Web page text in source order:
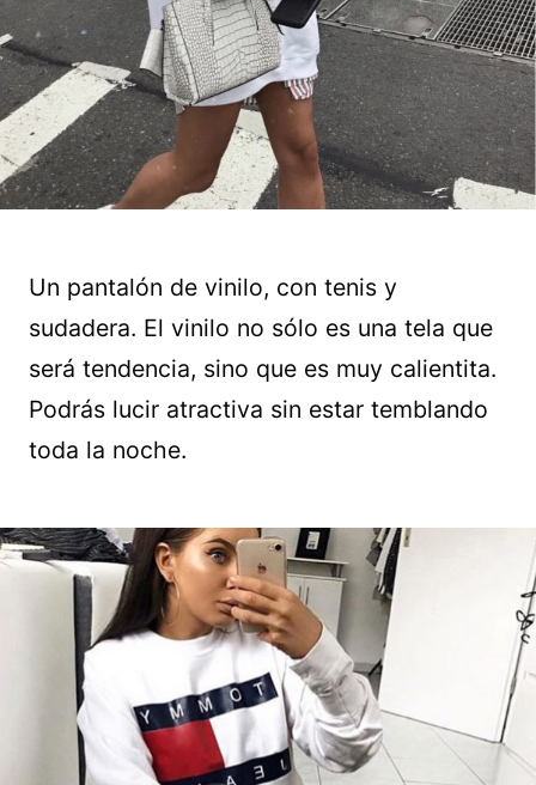
Un pantalón de vinilo, con tenis y
sudadera. El vinilo no sólo es una tela que
será tendencia, sino que es muy calientita.
Podrás lucir atractiva sin estar temblando
toda la noche.